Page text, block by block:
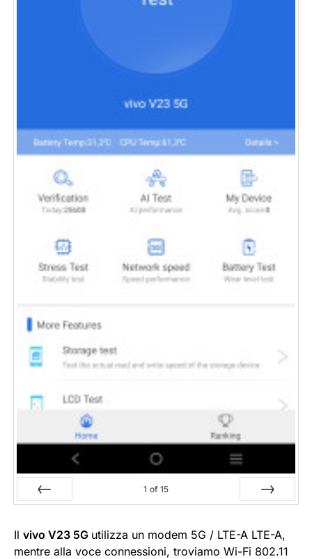
1 of 15
Il vivo V23 5G utilizza un modem 5G / LTE-A LTE-A,
mentre alla voce connessioni, troviamo Wi-Fi 802.11